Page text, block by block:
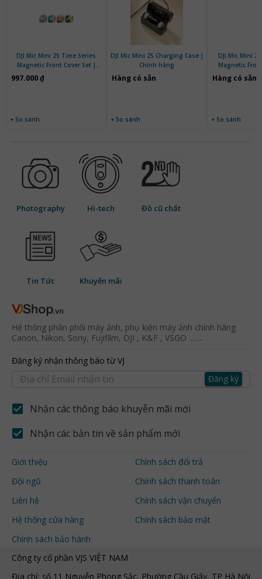
DJI Mic Mini 2S Time Series
Magnetic Front Cover Set |
Chính hãng
997.000 ₫
+ So sánh
DJI Mic Mini 2S Charging Case |
Chính hãng
Hàng có sẵn
+ So sánh
DJI Mic Mini
Magnetic
Chính
Hàng có sẵn
+ So sánh
Photography Hi-tech Đồ cũ chất
Tin Tức Khuyến mãi
Hệ thống phân phối máy ảnh, phụ kiện máy ảnh chính hãng
Canon, Nikon, Sony, Fujifilm, DJI , K&F , VSGO ........
Đăng ký nhận thông báo từ VJ
Đăng ký
Nhận các thông báo khuyễn mãi mới
Nhận các bản tin về sản phẩm mới
Giới thiệu
Đội ngũ
Liên hệ
Hệ thống cửa hàng
Chính sách bảo hành
Chính sách đổi trả
Chính sách thanh toán
Chính sách vận chuyển
Chính sách bảo mật
Công ty cổ phần VJS VIỆT NAM
Địa chỉ: số 11 Nguyễn Phong Sắc, Phường Cầu Giấy, TP Hà Nội